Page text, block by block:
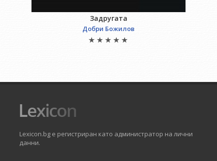
Задругата
Добри Божилов
Lexicon.bg е регистриран като администратор на лични
данни.